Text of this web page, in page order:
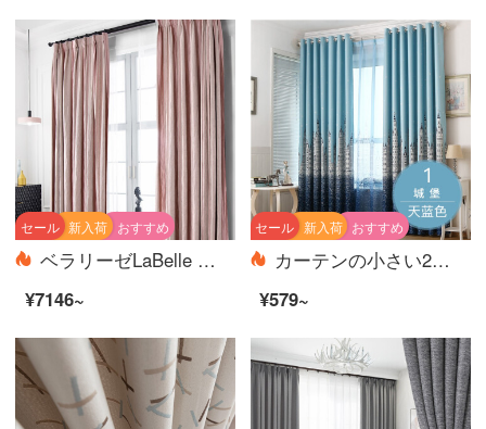
おすすめ
新入荷
セール
ベラリーゼLaBelle Vie欧風シンプルピンクカーテンプリンセス風コットン仕上げのカーテンは、シンプルでシンプルな色のイチゴアイス3.5 m幅*2.6 m高フック/単片をカスタマイズできます。
¥7146~
おすすめ
新入荷
セール
カーテンの小さい2の遮光カーテンの布芸の寝室のベランダの平面の床にある窓は光を避けます。地中海風の熱い銀城のカーテンの完成品の特別価格の倉庫ネットの赤い日よけの城の日の青い完成品の幅は2.0 m*高さ2.7 mの穴を開けて1枚加工します。
¥579~